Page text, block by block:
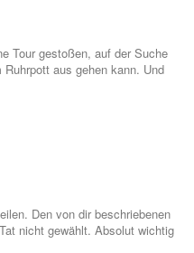
Tour gestoßen, auf der Suche
aus gehen kann. Und
Den von dir beschriebenen
nicht gewählt. Absolut wichtig